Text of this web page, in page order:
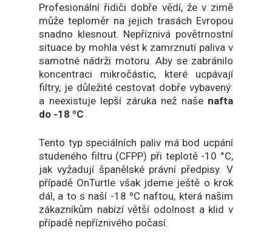
Profesionální řidiči dobře vědí, že v zimě
může teploměr na jejich trasách Evropou
snadno klesnout. Nepříznivá povětrnostní
situace by mohla vést k zamrznutí paliva v
samotné nádrži motoru. Aby se zabránilo
koncentraci mikročástic, které ucpávají
filtry, je důležité cestovat dobře vybavený:
a neexistuje lepší záruka než naše nafta
do -18 ºC
Tento typ speciálních paliv má bod ucpání
studeného filtru (CFPP) při teplotě -10 °C,
jak vyžadují španělské právní předpisy. V
případě OnTurtle však jdeme ještě o krok
dál, a to s naší -18 ºC naftou, která našim
zákazníkům nabízí větší odolnost a klid v
případě nepříznivého počasí.